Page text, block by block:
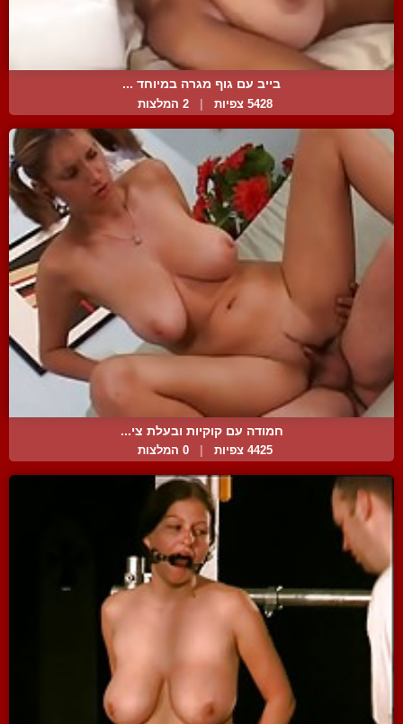
בייב עם גוף מגרה במיוחד ...
5428 צפיות | 2 המלצות
חמודה עם קוקיות ובעלת צי...
4425 צפיות 0 המלצות